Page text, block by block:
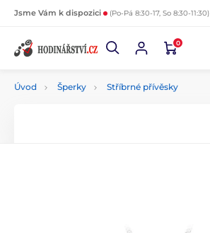
Jsme Vám k dispozici (Po-Pá 8:30-17, So 8:30-11:30)
0
Úvod Šperky Stříbrné přívěsky